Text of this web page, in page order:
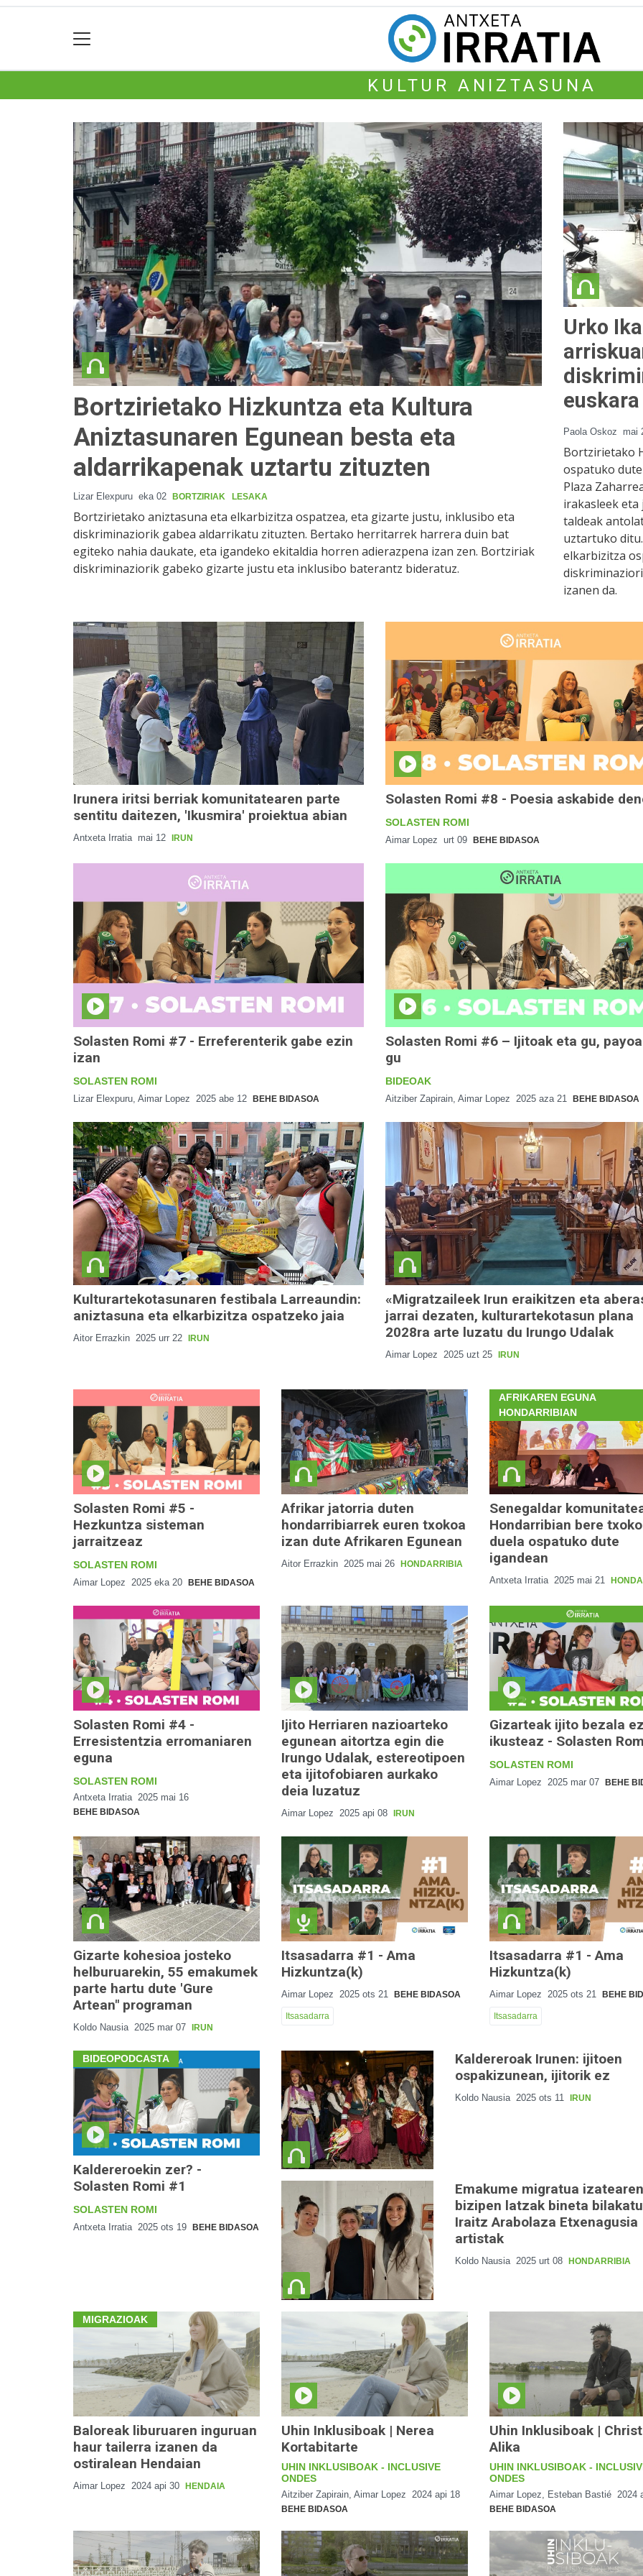
KULTUR ANIZTASUNA
Bortzirietako Hizkuntza eta Kultura
Aniztasunaren Egunean besta eta
aldarrikapenak uztartu zituzten
Lizar Elexpuru eka 02 BORTZIRIAK LESAKA
Bortzirietako aniztasuna eta elkarbizitza ospatzea, eta gizarte justu, inklusibo eta
diskriminaziorik gabea aldarrikatu zituzten. Bertako herritarrek harrera duin bat
egiteko nahia daukate, eta igandeko ekitaldia horren adierazpena izan zen. Bortziriak
diskriminaziorik gabeko gizarte justu eta inklusibo baterantz bideratuz.
Urko
Paola Oskoz mai
Bortzirietako
ospatuko
Plaza
irakasleek
taldeak
uztartuko
elkarbizitza
izanen da.
Irunera iritsi berriak komunitatearen parte
sentitu daitezen, 'Ikusmira' proiektua abian
Antxeta Irratia mai 12 IRUN
Solasten Romi #8 - Poesia askabide
SOLASTEN ROMI
Aimar Lopez urt 09 BEHE BIDASOA
Solasten Romi #7 - Erreferenterik gabe ezin
izan
SOLASTEN ROMI
Lizar Elexpuru, Aimar Lopez 2025 abe 12 BEHE BIDASOA
Solasten Romi #6 – Ijitoak eta gu,
gu
BIDEOAK
Aitziber Zapirain, Aimar Lopez 2025 aza 21 BEHE BIDASOA
Kulturartekotasunaren festibala Larreaundin:
aniztasuna eta elkarbizitza ospatzeko jaia
Aitor Errazkin 2025 urr 22 IRUN
«Migratzaileek Irun eraikitzen eta
jarrai dezaten, kulturartekotasun plana
2028ra arte luzatu du Irungo Udalak
Aimar Lopez 2025 uzt 25 IRUN
Solasten Romi #5 -
Hezkuntza sisteman
jarraitzeaz
SOLASTEN ROMI
Aimar Lopez 2025 eka 20 BEHE BIDASOA
Afrikar jatorria duten
hondarribiarrek euren txokoa
izan dute Afrikaren Egunean
Aitor Errazkin 2025 mai 26 HONDARRIBIA
AFRIKAREN EGUNA
HONDARRIBIAN
Senegaldar
Hondarribian bere
duela ospatuko dute
igandean
Antxeta Irratia 2025 mai 21
Solasten Romi #4 -
Erresistentzia erromaniaren
eguna
SOLASTEN ROMI
Antxeta Irratia 2025 mai 16
BEHE BIDASOA
Ijito Herriaren nazioarteko
egunean aitortza egin die
Irungo Udalak, estereotipoen
eta ijitofobiaren aurkako
deia luzatuz
Aimar Lopez 2025 api 08 IRUN
Gizarteak ijito bezala
ikusteaz - Solasten
SOLASTEN ROMI
Aimar Lopez 2025 mar 07 BEHE
Gizarte kohesioa josteko
helburuarekin, 55 emakumek
parte hartu dute 'Gure
Artean" programan
Koldo Nausia 2025 mar 07 IRUN
Itsasadarra #1 - Ama
Hizkuntza(k)
Aimar Lopez 2025 ots 21 BEHE BIDASOA
Itsasadarra
Itsasadarra #1 - Ama
Hizkuntza(k)
Aimar Lopez 2025 ots 21 BEHE
Itsasadarra
BIDEOPODCASTA
Kaldereroekin zer? -
Solasten Romi #1
SOLASTEN ROMI
Antxeta Irratia 2025 ots 19 BEHE BIDASOA
Kaldereroak Irunen: ijitoen
ospakizunean, ijitorik ez
Koldo Nausia 2025 ots 11 IRUN
Emakume migratua izatearen
bizipen latzak bineta
Iraitz Arabolaza Etxenagusia
artistak
Koldo Nausia 2025 urt 08 HONDARRIBIA
MIGRAZIOAK
Baloreak liburuaren inguruan
haur tailerra izanen da
ostiralean Hendaian
Aimar Lopez 2024 api 30 HENDAIA
Uhin Inklusiboak | Nerea
Kortabitarte
UHIN INKLUSIBOAK - INCLUSIVE
ONDES
Aitziber Zapirain, Aimar Lopez 2024 api 18
BEHE BIDASOA
Uhin Inklusiboak |
Alika
UHIN INKLUSIBOAK -
ONDES
Aimar Lopez, Esteban Bastié 2024
BEHE BIDASOA